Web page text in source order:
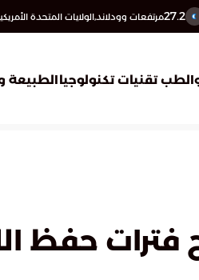
27.2مرتفعات وودلاند,الولايات المتحدة
تقنيات تكنولوجياالطبيعة
فترات حفظ